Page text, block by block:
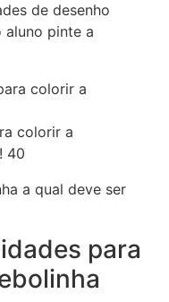
de desenho
aluno pinte a
colorir a
40
a qual deve ser
para